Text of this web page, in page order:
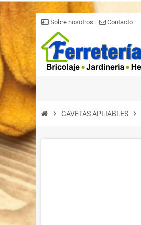
Sobre nosotros Contacto
chevron_right GAVETAS APLIABLES chevron_right